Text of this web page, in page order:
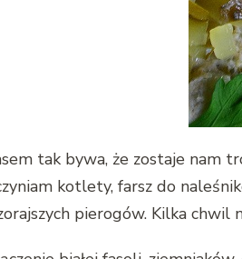
tak bywa, że zostaje nam
kotlety, farsz do
pierogów. Kilka chwil